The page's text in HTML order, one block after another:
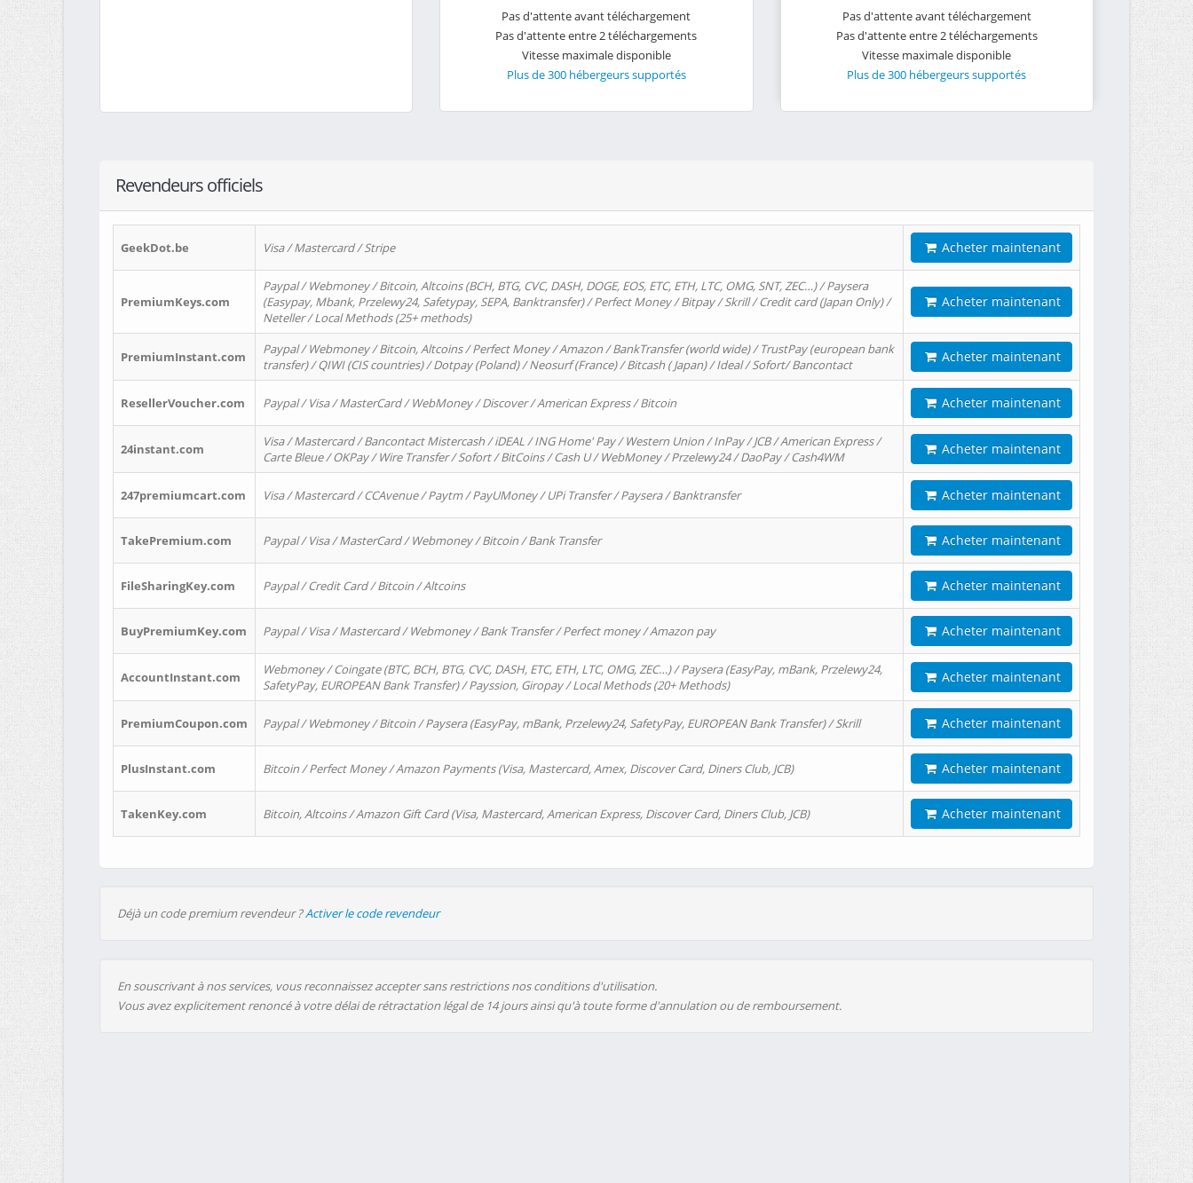
Pas d'attente avant téléchargement
Pas d'attente entre 2 téléchargements
Vitesse maximale disponible
Plus de 300 hébergeurs supportés
Pas d'attente avant téléchargement
Pas d'attente entre 2 téléchargements
Vitesse maximale disponible
Plus de 300 hébergeurs supportés
Revendeurs officiels
GeekDot.be Visa / Mastercard / Stripe Acheter maintenant
PremiumKeys.com
Paypal / Webmoney / Bitcoin, Altcoins (BCH, BTG, CVC, DASH, DOGE, EOS, ETC, ETH, LTC, OMG, SNT, ZEC…) / Paysera
(Easypay, Mbank, Przelewy24, Safetypay, SEPA, Banktransfer) / Perfect Money / Bitpay / Skrill / Credit card (Japan Only) /
Neteller / Local Methods (25+ methods)
Acheter maintenant
PremiumInstant.com
Paypal / Webmoney / Bitcoin, Altcoins / Perfect Money / Amazon / BankTransfer (world wide) / TrustPay (european bank
transfer) / QIWI (CIS countries) / Dotpay (Poland) / Neosurf (France) / Bitcash ( Japan) / Ideal / Sofort/ Bancontact
Acheter maintenant
ResellerVoucher.com Paypal / Visa / MasterCard / WebMoney / Discover / American Express / Bitcoin Acheter maintenant
24instant.com
Visa / Mastercard / Bancontact Mistercash / iDEAL / ING Home' Pay / Western Union / InPay / JCB / American Express /
Carte Bleue / OKPay / Wire Transfer / Sofort / BitCoins / Cash U / WebMoney / Przelewy24 / DaoPay / Cash4WM
Acheter maintenant
247premiumcart.com Visa / Mastercard / CCAvenue / Paytm / PayUMoney / UPi Transfer / Paysera / Banktransfer Acheter maintenant
TakePremium.com Paypal / Visa / MasterCard / Webmoney / Bitcoin / Bank Transfer Acheter maintenant
FileSharingKey.com Paypal / Credit Card / Bitcoin / Altcoins Acheter maintenant
BuyPremiumKey.com Paypal / Visa / Mastercard / Webmoney / Bank Transfer / Perfect money / Amazon pay Acheter maintenant
AccountInstant.com
Webmoney / Coingate (BTC, BCH, BTG, CVC, DASH, ETC, ETH, LTC, OMG, ZEC…) / Paysera (EasyPay, mBank, Przelewy24,
SafetyPay, EUROPEAN Bank Transfer) / Payssion, Giropay / Local Methods (20+ Methods)
Acheter maintenant
PremiumCoupon.com Paypal / Webmoney / Bitcoin / Paysera (EasyPay, mBank, Przelewy24, SafetyPay, EUROPEAN Bank Transfer) / Skrill Acheter maintenant
PlusInstant.com Bitcoin / Perfect Money / Amazon Payments (Visa, Mastercard, Amex, Discover Card, Diners Club, JCB) Acheter maintenant
TakenKey.com Bitcoin, Altcoins / Amazon Gift Card (Visa, Mastercard, American Express, Discover Card, Diners Club, JCB) Acheter maintenant
Déjà un code premium revendeur ?Activer le code revendeur
En souscrivant à nos services, vous reconnaissez accepter sans restrictions nos conditions d'utilisation.
Vous avez explicitement renoncé à votre délai de rétractation légal de 14 jours ainsi qu'à toute forme d'annulation ou de remboursement.